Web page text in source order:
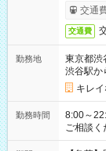
交通
交通費
勤務地
東京都渋
渋谷駅か
キレ
勤務時間
8:00～
ご相談く